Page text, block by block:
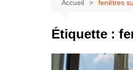
Accueil fenêtres
Étiquette :